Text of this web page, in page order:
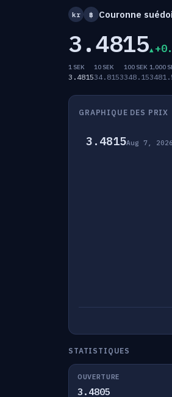
kr ฿ Couronne
3.4815
1 SEK
3.4815
10 SEK
34.8153
100 SEK
348.15
1,000
GRAPHIQUE DES PRIX
3.4815Aug 7, 2026
STATISTIQUES
OUVERTURE
3.4805